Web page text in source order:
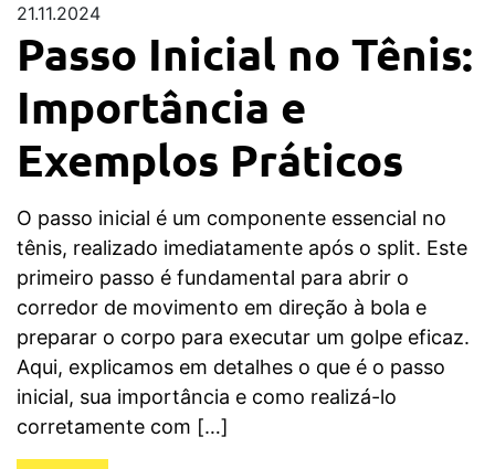
21.11.2024
Passo Inicial no Tênis:
Importância e
Exemplos Práticos
O passo inicial é um componente essencial no
tênis, realizado imediatamente após o split. Este
primeiro passo é fundamental para abrir o
corredor de movimento em direção à bola e
preparar o corpo para executar um golpe eficaz.
Aqui, explicamos em detalhes o que é o passo
inicial, sua importância e como realizá-lo
corretamente com […]